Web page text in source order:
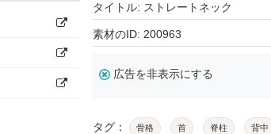
タイトル: ストレートネック
素材のID: 200963
広告を非表示にする
タグ： 骨格 首 脊柱 背中